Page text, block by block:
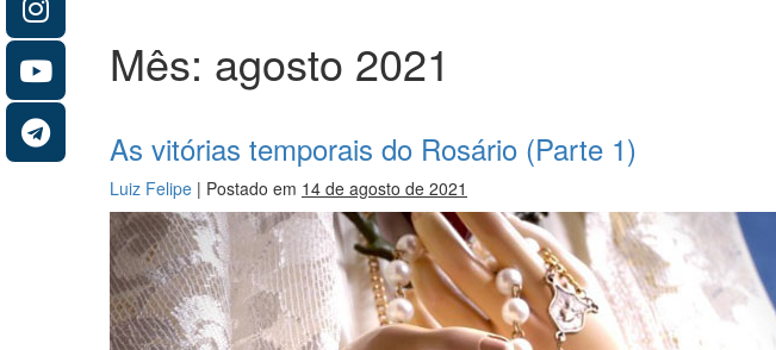
Mês: agosto 2021
As vitórias temporais do Rosário (Parte 1)
Luiz Felipe | Postado em 14 de agosto de 2021